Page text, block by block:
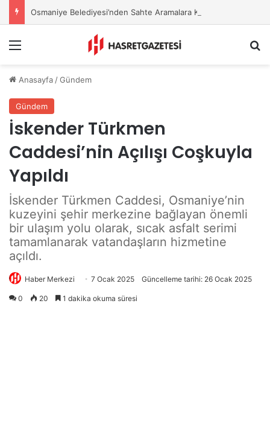
Osmaniye Belediyesi’nden Sahte Aramalara Kritik Uyarı
Anasayfa /Gündem
Gündem
İskender Türkmen
Caddesi’nin Açılışı Coşkuyla
Yapıldı
İskender Türkmen Caddesi, Osmaniye’nin
kuzeyini şehir merkezine bağlayan önemli
bir ulaşım yolu olarak, sıcak asfalt serimi
tamamlanarak vatandaşların hizmetine
açıldı.
Haber Merkezi 7 Ocak 2025 Güncelleme tarihi: 26 Ocak 2025
0 20 1 dakika okuma süresi